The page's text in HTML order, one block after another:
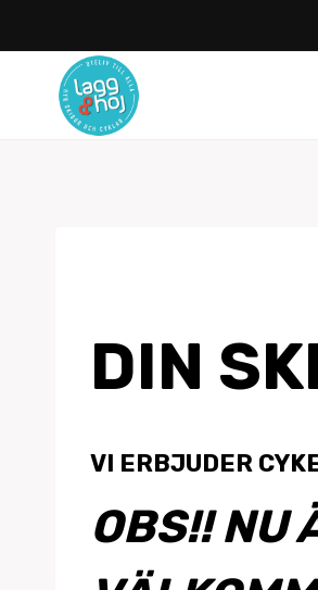
DIN
VI ERBJUDER
OBS!! NU